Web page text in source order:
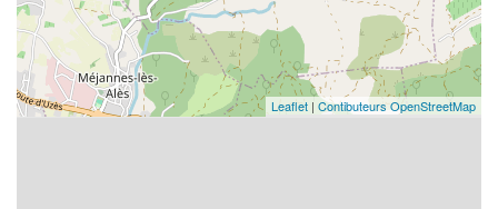
Leaflet | Contibuteurs OpenStreetMap